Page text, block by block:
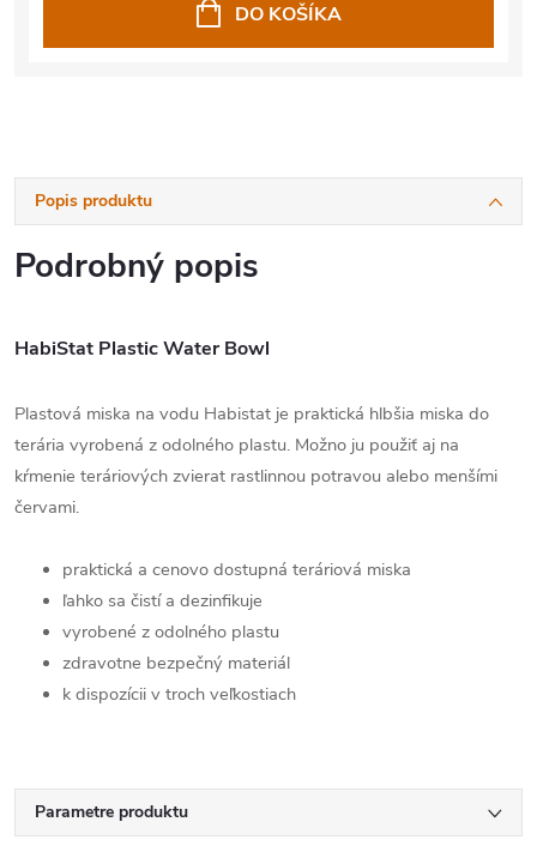
DO KOŠÍKA
Popis produktu
Podrobný popis
HabiStat Plastic Water Bowl
Plastová miska na vodu Habistat je praktická hlbšia miska do
terária vyrobená z odolného plastu. Možno ju použiť aj na
kŕmenie teráriových zvierat rastlinnou potravou alebo menšími
červami.
praktická a cenovo dostupná teráriová miska
ľahko sa čistí a dezinfikuje
vyrobené z odolného plastu
zdravotne bezpečný materiál
k dispozícii v troch veľkostiach
Parametre produktu